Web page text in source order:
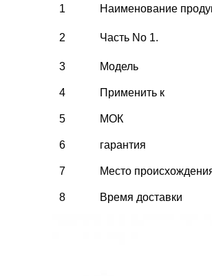
1 Наименование
2 Часть No 1.
3
Модель
4 Применить к
5 МОК
6 гарантия
7 Место
8 Время доставки